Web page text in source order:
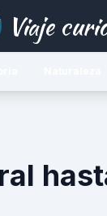
Viaje